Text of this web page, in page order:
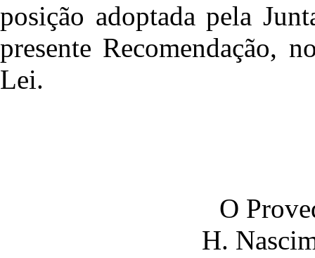
posição adoptada pela
presente Recomendação,
Lei.
O
H.